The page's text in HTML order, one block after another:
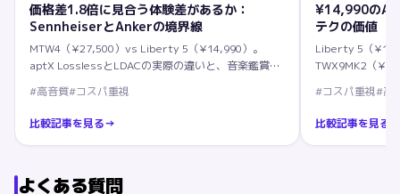
価格差1.8倍に見合う体験差があるか：
SennheiserとAnkerの境界線
MTW4（¥27,500）vs Liberty 5（¥14,990）。
aptX LosslessとLDACの実際の違いと、音楽鑑賞用
#高音質#コスパ重視
比較記事を見る→
¥14,990の
テクの価値
Liberty 5（
TWX9MK2（
#コスパ重視#高
比較記事を見る
よくある質問